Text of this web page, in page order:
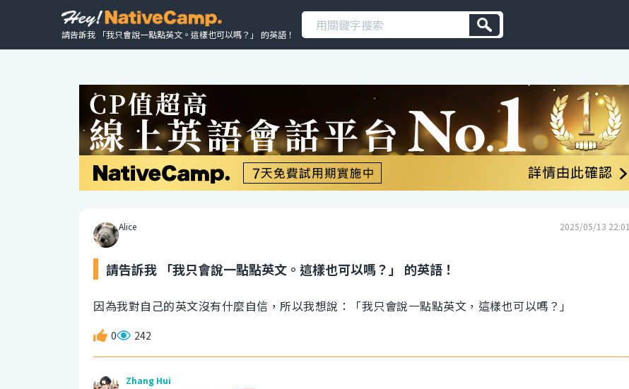
請告訴我 「我只會說一點點英文。這樣也可以嗎？」 的英語！
Alice 2025/05/13 22:01
請告訴我 「我只會說一點點英文。這樣也可以嗎？」 的英語！
因為我對自己的英文沒有什麼自信，所以我想說：「我只會說一點點英文，這樣也可以嗎？」
0 242
Zhang Hui